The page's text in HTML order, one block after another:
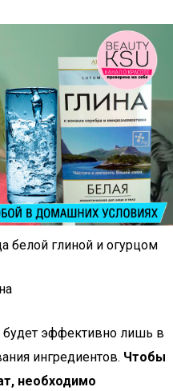
белой глиной и огурцом
эффективно лишь в
ингредиентов. Чтобы
необходимо